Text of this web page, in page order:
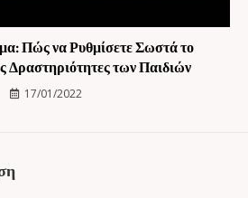
Πώς να Ρυθμίσετε Σωστά το
Δραστηριότητες των Παιδιών
17/01/2022